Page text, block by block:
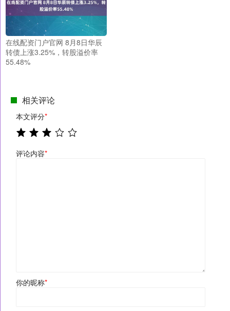
在线配资门户官网 8月8日华辰
转债上涨3.25%，转股溢价率
55.48%
相关评论
本文评分*
评论内容*
你的昵称*